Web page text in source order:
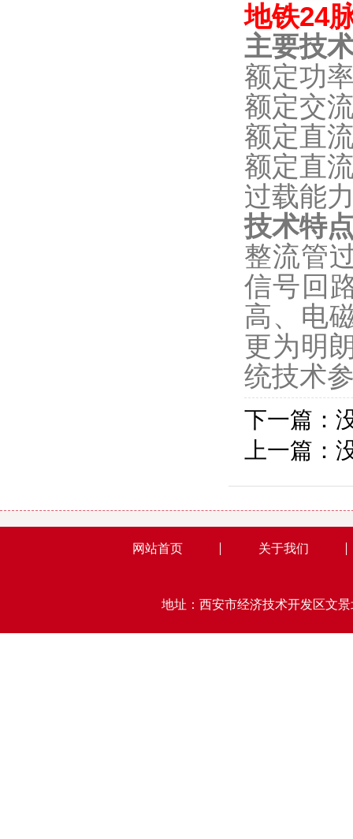
地铁24
主要技
额定功
额定交
额定直
额定直
过载能
技术特
整流管
信号回
高、电
更为明
统技术
下一篇：
上一篇：
网站首页 关于我们
地址：西安市经济技术开发区文景